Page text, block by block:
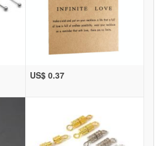
US$ 0.37